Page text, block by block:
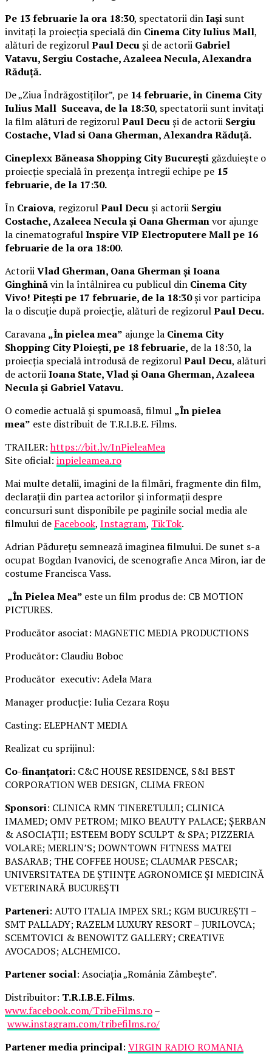
Pe 13 februarie la ora 18:30, spectatorii dinIași sunt
invitați la proiecția specială din Cinema City Iulius Mall,
alături de regizorulPaul Decuși de actorii Gabriel
Vatavu, Sergiu Costache, Azaleea Necula, Alexandra
Răduță.
De „Ziua Îndrăgostiților”, pe 14 februarie, în Cinema City
Iulius Mall Suceava, de la 18:30, spectatorii sunt invitați
la film alături de regizorulPaul Decuși de actorii Sergiu
Costache, Vlad si Oana Gherman, Alexandra Răduță.
Cineplexx Băneasa Shopping City București găzduiește o
proiecție specială în prezența întregii echipe pe 15
februarie, de la 17:30.
În Craiova, regizorulPaul Decuși actorii Sergiu
Costache, Azaleea Necula și Oana Ghermanvor ajunge
la cinematografulInspire VIP Electroputere Mall pe 16
februarie de la ora 18:00.
ActoriiVlad Gherman, Oana Gherman și Ioana
Ginghinăvin la întâlnirea cu publicul din Cinema City
Vivo! Pitești pe 17 februarie, de la 18:30și vor participa
la o discuție după proiecție, alături de regizorulPaul Decu.
Caravana „În pielea mea” ajunge la Cinema City
Shopping City Ploiești, pe 18 februarie, de la 18:30, la
proiecția specială introdusă de regizorulPaul Decu, alături
de actoriiIoana State, Vlad și Oana Gherman, Azaleea
Necula și Gabriel Vatavu.
O comedie actuală și spumoasă, filmul „În pielea
mea” este distribuit de T.R.I.B.E. Films.
TRAILER:https://bit.ly/InPieleaMea
Site oficial: inpieleamea.ro
Mai multe detalii, imagini de la filmări, fragmente din film,
declarații din partea actorilor și informații despre
concursuri sunt disponibile pe paginile social media ale
filmului de Facebook, Instagram, TikTok.
Adrian Pădurețu semnează imaginea filmului. De sunet s-a
ocupat Bogdan Ivanovici, de scenografie Anca Miron, iar de
costume Francisca Vass.
„În Pielea Mea” este un film produs de: CB MOTION
PICTURES.
Producător asociat: MAGNETIC MEDIA PRODUCTIONS
Producător: Claudiu Boboc
Producător executiv: Adela Mara
Manager producție: Iulia Cezara Roșu
Casting: ELEPHANT MEDIA
Realizat cu sprijinul:
Co-finanțatori: C&C HOUSE RESIDENCE, S&I BEST
CORPORATION WEB DESIGN, CLIMA FREON
Sponsori: CLINICA RMN TINERETULUI; CLINICA
IMAMED; OMV PETROM; MIKO BEAUTY PALACE; ȘERBAN
& ASOCIAȚII; ESTEEM BODY SCULPT & SPA; PIZZERIA
VOLARE; MERLIN’S; DOWNTOWN FITNESS MATEI
BASARAB; THE COFFEE HOUSE; CLAUMAR PESCAR;
UNIVERSITATEA DE ȘTIINȚE AGRONOMICE ȘI MEDICINĂ
VETERINARĂ BUCUREȘTI
Parteneri: AUTO ITALIA IMPEX SRL; KGM BUCUREȘTI –
SMT PALLADY; RAZELM LUXURY RESORT – JURILOVCA;
SCEMTOVICI & BENOWITZ GALLERY; CREATIVE
AVOCADOS; ALCHEMICO.
Partener social: Asociația „România Zâmbește”.
Distribuitor: T.R.I.B.E. Films.
www.facebook.com/TribeFilms.ro–
www.instagram.com/tribefilms.ro/
Partener media principal: VIRGIN RADIO ROMANIA